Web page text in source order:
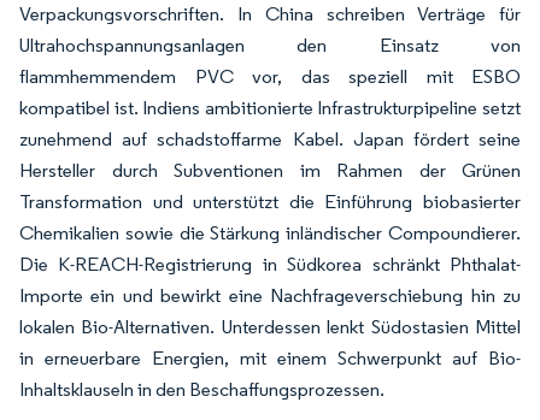
Verpackungsvorschriften. In China schreiben Verträge für
Ultrahochspannungsanlagen den Einsatz von
flammhemmendem PVC vor, das speziell mit ESBO
kompatibel ist. Indiens ambitionierte Infrastrukturpipeline setzt
zunehmend auf schadstoffarme Kabel. Japan fördert seine
Hersteller durch Subventionen im Rahmen der Grünen
Transformation und unterstützt die Einführung biobasierter
Chemikalien sowie die Stärkung inländischer Compoundierer.
Die K-REACH-Registrierung in Südkorea schränkt Phthalat-
Importe ein und bewirkt eine Nachfrageverschiebung hin zu
lokalen Bio-Alternativen. Unterdessen lenkt Südostasien Mittel
in erneuerbare Energien, mit einem Schwerpunkt auf Bio-
Inhaltsklauseln in den Beschaffungsprozessen.